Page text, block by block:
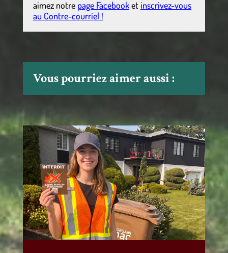
aimez notre page Facebooket inscrivez-vous
au Contre-courriel !
Vous pourriez aimer aussi :